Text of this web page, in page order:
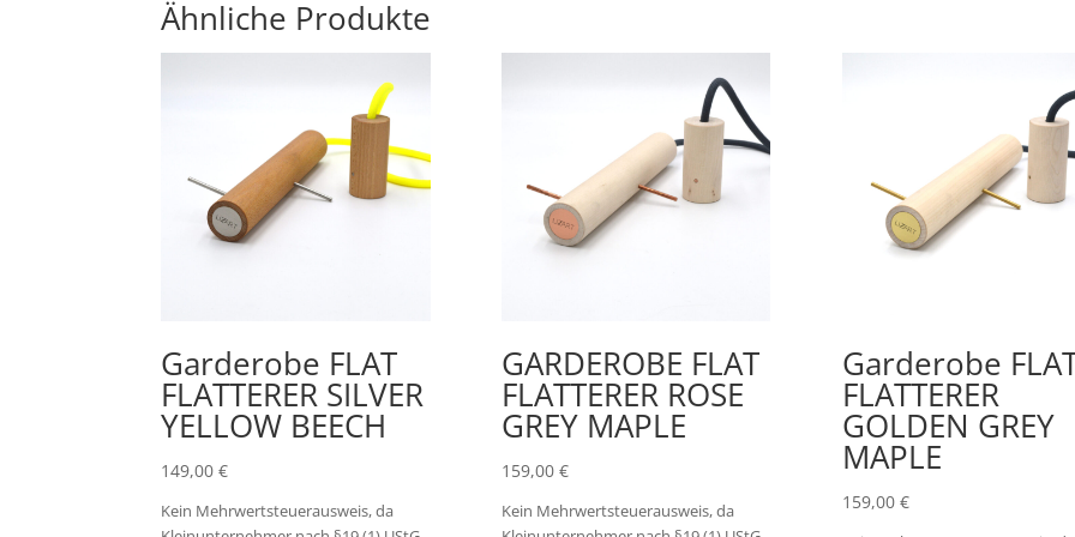
Ähnliche Produkte
Garderobe FLAT
FLATTERER SILVER
YELLOW BEECH
149,00€
Kein Mehrwertsteuerausweis, da
GARDEROBE FLAT
FLATTERER ROSE
GREY MAPLE
159,00 €
Kein Mehrwertsteuerausweis, da
Garderobe
FLATTERER
GOLDEN GREY
MAPLE
159,00 €